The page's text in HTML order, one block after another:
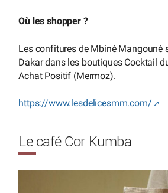
Où les shopper ?
Les confitures de Mbiné Mangouné
Dakar dans les boutiques Cocktail
Achat Positif (Mermoz).
https://www.lesdelicesmm.com/
Le café Cor Kumba